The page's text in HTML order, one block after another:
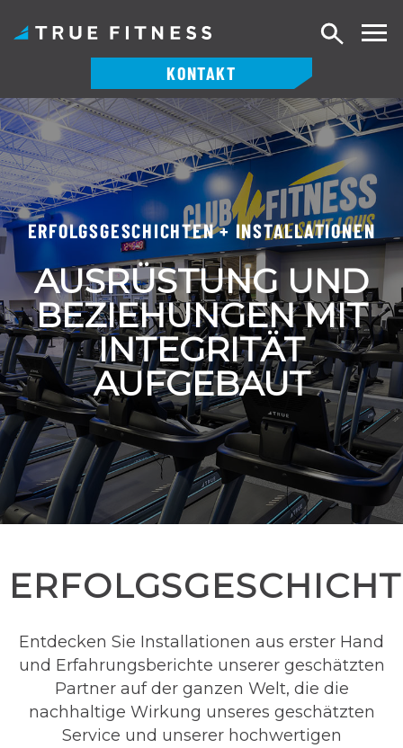
Zum
Inhalt
springen
KONTAKT
Suche
ERFOLGSGESCHICHTEN + INSTALLATIONEN
AUSRÜSTUNG UND
BEZIEHUNGEN MIT
INTEGRITÄT
AUFGEBAUT
Entdecken Sie Installationen aus erster Hand
und Erfahrungsberichte unserer geschätzten
Partner auf der ganzen Welt, die die
nachhaltige Wirkung unseres geschätzten
Service und unserer hochwertigen